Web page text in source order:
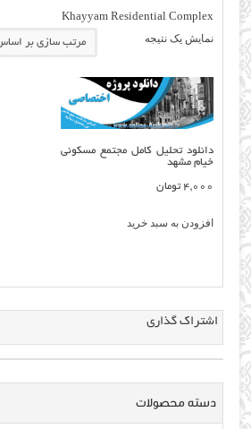
Khayyam Residential Complex
نمایش یک نتیجه
دانلود تحلیل کامل مجتمع مسکوني
خیام مشهد
4,000 تومان
افزودن به سبد خرید
اشتراک گذاری
دسته محصولات